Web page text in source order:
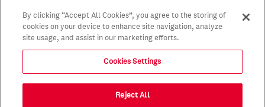
By clicking “Accept All Cookies”, you agree to the storing of
cookies on your device to enhance site navigation, analyze
site usage, and assist in our marketing efforts.
Cookies Settings
Reject All